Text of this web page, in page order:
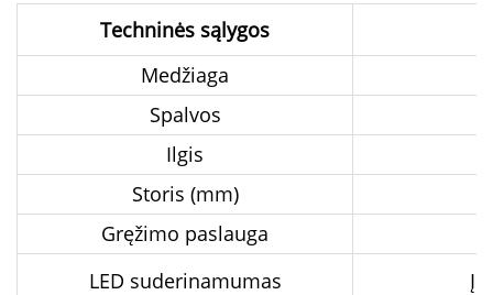
Techninės sąlygos
Medžiaga
Spalvos
Ilgis
Storis (mm)
Gręžimo paslauga
LED suderinamumas